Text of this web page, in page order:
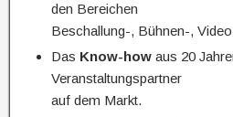
den Bereichen
Beschallung-, Bühnen-,
Das Know-how aus 20
Veranstaltungspartner
auf dem Markt.